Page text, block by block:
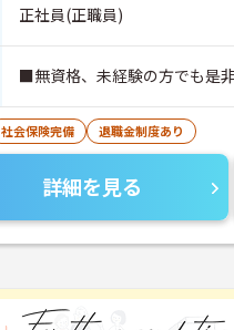
正社員(正職員)
■無資格、未経験の方でも是
社会保険完備 退職金制度あり
詳細を見る